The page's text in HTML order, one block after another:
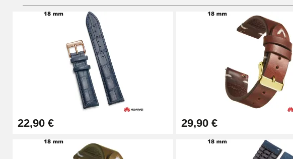
Pied à Coulisse Numérique
9,90 €
Kit Horlogerie Débutant
26,90 €
Boîte Pompe Bracelet Montre - Diamètre 1,50 mm - 8 à 25 mm
14,08 €
22,90 € 29,90 €